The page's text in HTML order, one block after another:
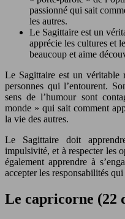
passionné qui sait
les autres.
Le Sagittaire est un
apprécie les cultures et
beaucoup et aime
Le Sagittaire est un
personnes qui l’entourent.
sens de l’humour sont
monde » qui sait comment
la vie des autres.
Le Sagittaire doit
impulsivité, et à respecter les
également apprendre à
accepter les responsabilités
Le capricorne (22